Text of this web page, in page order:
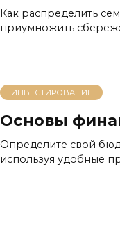
Как распределить
приумножить
ИНВЕСТИРОВАНИЕ
Основы
Определите свой
используя удобные